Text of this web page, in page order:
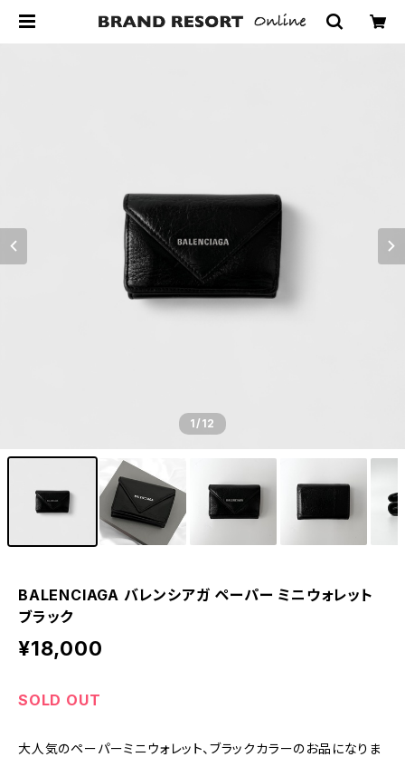
1/12
BALENCIAGA バレンシアガ ペーパー ミニウォレット
ブラック
¥18,000
SOLD OUT
大人気のペーパーミニウォレット、ブラックカラーのお品になりま